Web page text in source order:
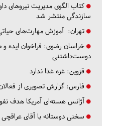
کتاب الگوی مدیریت نیروهای
سازندگی منتشر شد
تهران: آموزش مهارت‌های
خراسان رضوی: فراخوان ایده
دوست‌داشتنی
قزوین: غزه غذا ندارد
فارس: گزارش تصویری از
آژانس هسته‌ای آمریکا هدف
سخنی دوستانه با آقای عراقچی